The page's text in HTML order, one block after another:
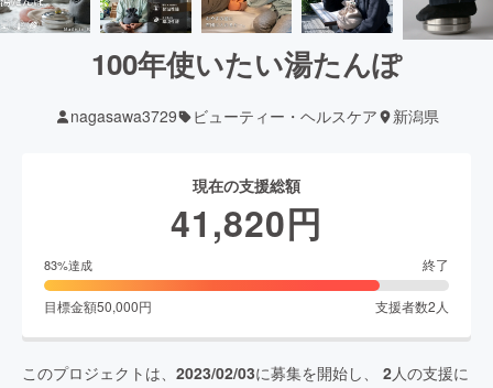
100年使いたい湯たんぽ
nagasawa3729 ビューティー・ヘルスケア 新潟県
現在の支援総額
41,820円
83%達成 終了
目標金額50,000円 支援者数2 人
このプロジェクトは、 2023/02/03に募集を開始し、 2人の支援に